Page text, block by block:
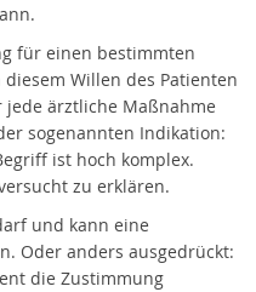
bei gesetzlich
bei
Ärzte und
für einen bestimmten
Willen des Patienten
ärztliche Maßnahme
sogenannten Indikation:
ist hoch komplex.
zu erklären.
und kann eine
Oder anders ausgedrückt:
die Zustimmung